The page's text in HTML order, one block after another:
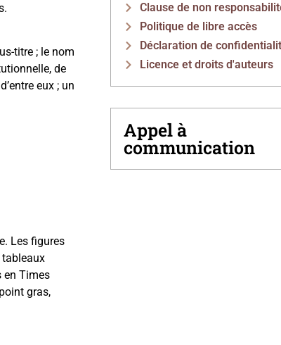
titre ; le nom
de
eux ; un
Les figures
tableaux
en Times
gras,
Clause de non
Politique de libre accès
Déclaration de
Licence et droits d'auteurs
Appel à
communication